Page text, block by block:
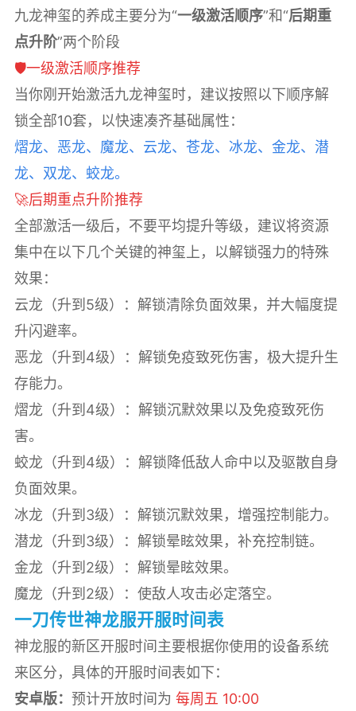
九龙神玺的养成主要分为“一级激活顺序”和“后期重
点升阶”两个阶段
🛡️一级激活顺序推荐
当你刚开始激活九龙神玺时，建议按照以下顺序解
锁全部10套，以快速凑齐基础属性：
熠龙、恶龙、魔龙、云龙、苍龙、冰龙、金龙、潜
龙、双龙、蛟龙。
🚀后期重点升阶推荐
全部激活一级后，不要平均提升等级，建议将资源
集中在以下几个关键的神玺上，以解锁强力的特殊
效果：
云龙（升到5级）：解锁清除负面效果，并大幅度提
升闪避率。
恶龙（升到4级）：解锁免疫致死伤害，极大提升生
存能力。
熠龙（升到4级）：解锁沉默效果以及免疫致死伤
害。
蛟龙（升到4级）：解锁降低敌人命中以及驱散自身
负面效果。
冰龙（升到3级）：解锁沉默效果，增强控制能力。
潜龙（升到3级）：解锁晕眩效果，补充控制链。
金龙（升到2级）：解锁晕眩效果。
魔龙（升到2级）：使敌人攻击必定落空。
一刀传世神龙服开服时间表
神龙服的新区开服时间主要根据你使用的设备系统
来区分，具体的开服时间表如下：
安卓版： 预计开放时间为 每周五 10:00